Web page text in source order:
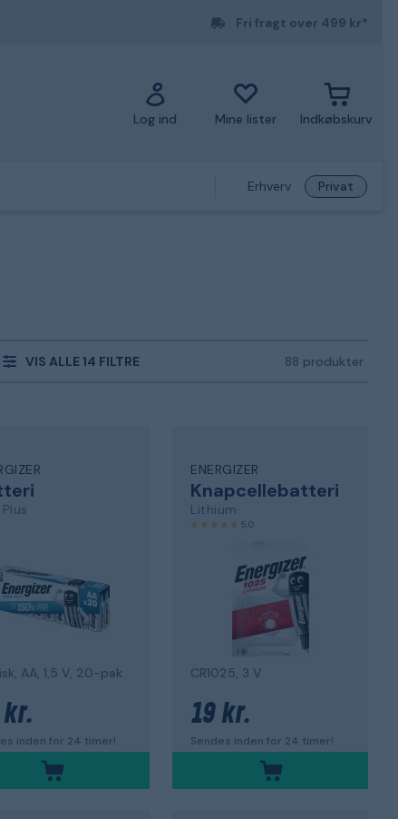
Fri fragt over 499 kr*
Log ind Mine lister Indkøbskurv
Erhverv Privat
VIS ALLE 14 FILTRE 88 produkter
AA, 1,5 V, 20-pak
kr.
inden for 24 timer!
ENERGIZER
Knapcellebatteri
Lithium
5,0
CR1025, 3 V
19 kr.
Sendes inden for 24 timer!